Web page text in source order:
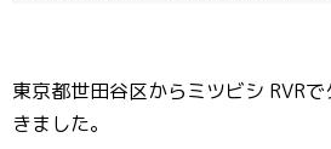
東京都世田谷区からミツビシ RVR
きました。